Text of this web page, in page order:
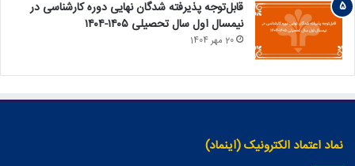
قابل‌توجه پذیرفته‏ شدگان نهایی دوره کارشناسی در
نیمسال اول سال تحصیلی ۱۴۰۵-۱۴۰۴
20 مهر 1404
نماد اعتماد الکترونیک (اینماد)